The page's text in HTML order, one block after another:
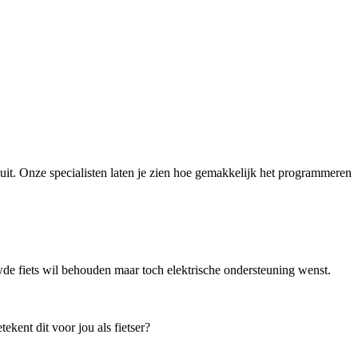
Onze specialisten laten je zien hoe gemakkelijk het programmeren
fiets wil behouden maar toch elektrische ondersteuning wenst.
dit voor jou als fietser?